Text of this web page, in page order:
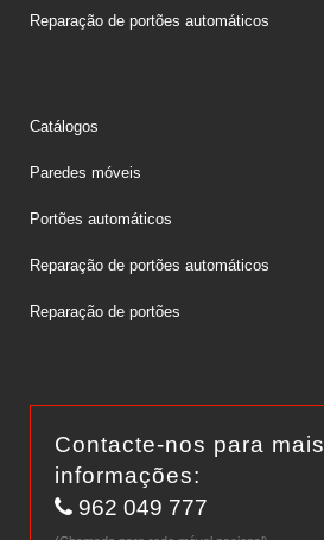
Reparação de portões automáticos
Catálogos
Paredes móveis
Portões automáticos
Reparação de portões automáticos
Reparação de portões
Contacte-nos para mais
informações:
962 049 777